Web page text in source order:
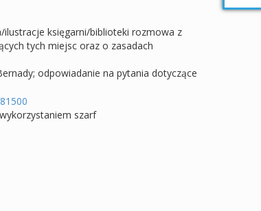
ilustracje księgarni/biblioteki rozmowa z
tych miejsc oraz o zasadach
odpowiadanie na pytania dotyczące
szarf